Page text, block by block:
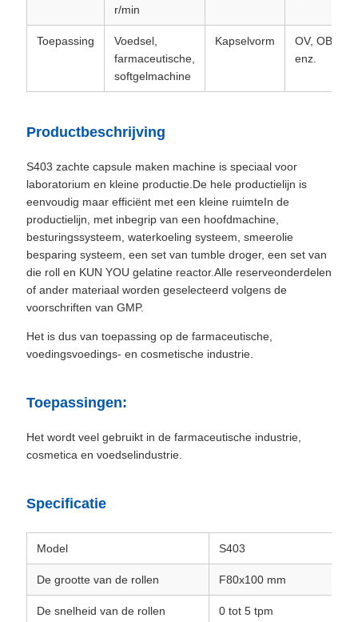
r/min
Toepassing
Voedsel,
farmaceutische,
softgelmachine
Kapselvorm
OV, OB,
enz.
Productbeschrijving
S403 zachte capsule maken machine is speciaal voor
laboratorium en kleine productie.De hele productielijn is
eenvoudig maar efficiënt met een kleine ruimteIn de
productielijn, met inbegrip van een hoofdmachine,
besturingssysteem, waterkoeling systeem, smeerolie
besparing systeem, een set van tumble droger, een set van
die roll en KUN YOU gelatine reactor.Alle reserveonderdelen
of ander materiaal worden geselecteerd volgens de
voorschriften van GMP.
Het is dus van toepassing op de farmaceutische,
voedingsvoedings- en cosmetische industrie.
Toepassingen:
Het wordt veel gebruikt in de farmaceutische industrie,
cosmetica en voedselindustrie.
Specificatie
Model S403
De grootte van de rollen F80x100 mm
De snelheid van de rollen 0 tot 5 tpm